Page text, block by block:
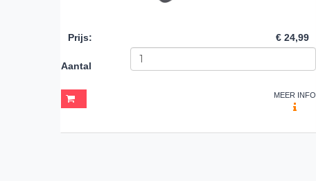
Prijs: € 24,99
Aantal
MEER INFO